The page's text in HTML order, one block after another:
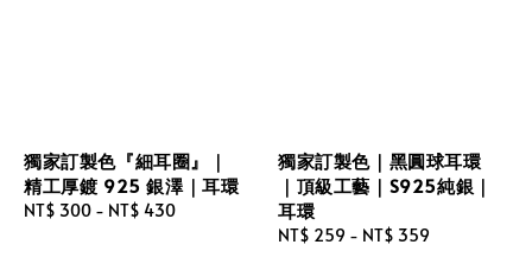
獨家訂製色『細耳圈』｜
精工厚鍍 925 銀澤｜耳環
Regular
NT$ 300 - NT$ 430
獨家訂製色｜黑圓球耳環
｜頂級工藝｜S925純銀｜
耳環
Regular
NT$ 259 - NT$ 359